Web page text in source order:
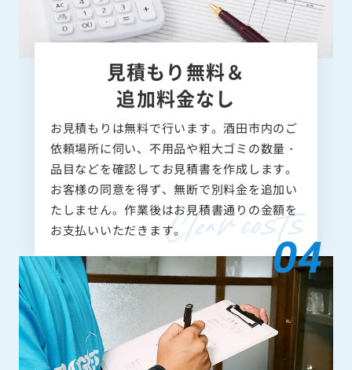
見積もり無料＆
追加料金なし
お見積もりは無料で行います。酒田市内のご
依頼場所に伺い、不用品や粗大ゴミの数量・
品目などを確認してお見積書を作成します。
お客様の同意を得ず、無断で別料金を追加い
たしません。作業後はお見積書通りの金額を
お支払いいただきます。